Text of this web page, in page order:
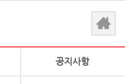
공지사항